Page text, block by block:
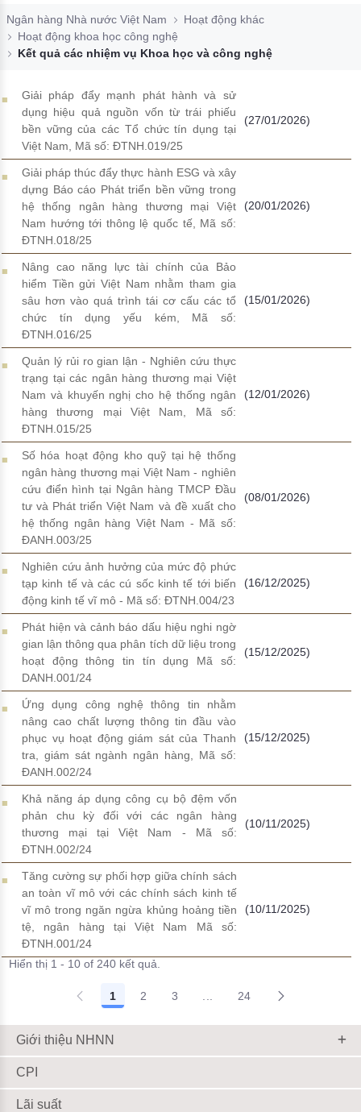
Đào tạo ISO
Ngân hàng Nhà nước Việt Nam
Hoạt động khác
Hoạt động khoa học công nghệ
Kết quả các nhiệm vụ Khoa học và công nghệ
Giải pháp đẩy mạnh phát hành và sử
dụng hiệu quả nguồn vốn từ trái phiếu
bền vững của các Tổ chức tín dụng tại
Việt Nam, Mã số: ĐTNH.019/25
(27/01/2026)
Giải pháp thúc đẩy thực hành ESG và xây
dựng Báo cáo Phát triển bền vững trong
hệ thống ngân hàng thương mại Việt
Nam hướng tới thông lệ quốc tế, Mã số:
ĐTNH.018/25
(20/01/2026)
Nâng cao năng lực tài chính của Bảo
hiểm Tiền gửi Việt Nam nhằm tham gia
sâu hơn vào quá trình tái cơ cấu các tổ
chức tín dụng yếu kém, Mã số:
ĐTNH.016/25
(15/01/2026)
Quản lý rủi ro gian lận - Nghiên cứu thực
trạng tại các ngân hàng thương mại Việt
Nam và khuyến nghị cho hệ thống ngân
hàng thương mại Việt Nam, Mã số:
ĐTNH.015/25
(12/01/2026)
Số hóa hoạt động kho quỹ tại hệ thống
ngân hàng thương mại Việt Nam - nghiên
cứu điển hình tại Ngân hàng TMCP Đầu
tư và Phát triển Việt Nam và đề xuất cho
hệ thống ngân hàng Việt Nam - Mã số:
ĐANH.003/25
(08/01/2026)
Nghiên cứu ảnh hưởng của mức độ phức
tạp kinh tế và các cú sốc kinh tế tới biến
động kinh tế vĩ mô - Mã số: ĐTNH.004/23
(16/12/2025)
Phát hiện và cảnh báo dấu hiệu nghi ngờ
gian lận thông qua phân tích dữ liệu trong
hoạt động thông tin tín dụng Mã số:
DANH.001/24
(15/12/2025)
Ứng dụng công nghệ thông tin nhằm
nâng cao chất lượng thông tin đầu vào
phục vụ hoạt động giám sát của Thanh
tra, giám sát ngành ngân hàng, Mã số:
ĐANH.002/24
(15/12/2025)
Khả năng áp dụng công cụ bộ đệm vốn
phản chu kỳ đối với các ngân hàng
thương mại tại Việt Nam - Mã số:
ĐTNH.002/24
(10/11/2025)
Tăng cường sự phối hợp giữa chính sách
an toàn vĩ mô với các chính sách kinh tế
vĩ mô trong ngăn ngừa khủng hoảng tiền
tệ, ngân hàng tại Việt Nam Mã số:
ĐTNH.001/24
(10/11/2025)
Hiển thị 1 - 10 of 240 kết quả.
1 2 3 Trang trung gian Use TAB
24
Giới thiệu NHNN
CPI
Lãi suất